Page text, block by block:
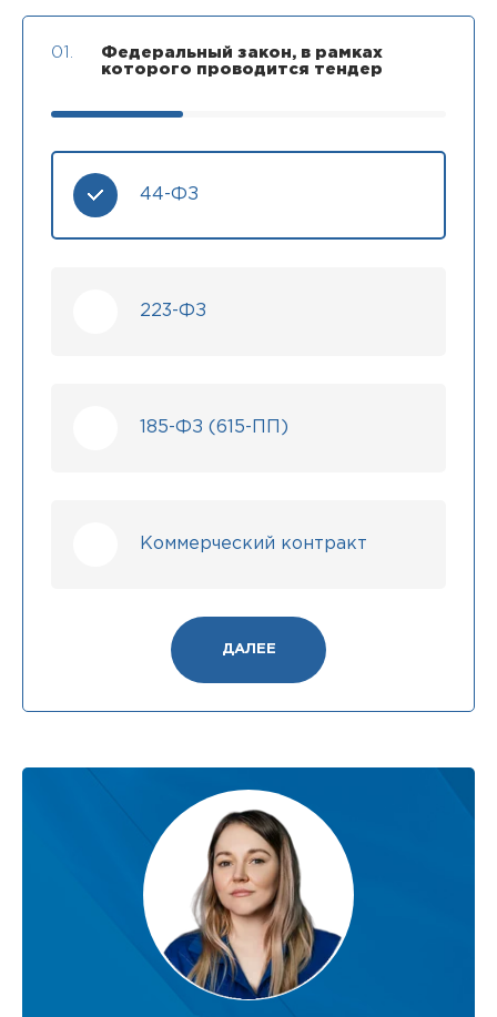
01.
Федеральный закон, в рамках
которого проводится тендер
44-ФЗ
223-ФЗ
185-ФЗ (615-ПП)
Коммерческий контракт
ДАЛЕЕ